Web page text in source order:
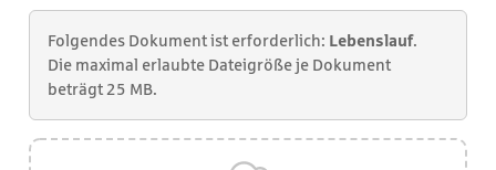
du
die
Währung
und
Zeitraum
von
Folgendes Dokument ist erforderlich: Lebenslauf.
Die maximal erlaubte Dateigröße je Dokument
beträgt 25 MB.